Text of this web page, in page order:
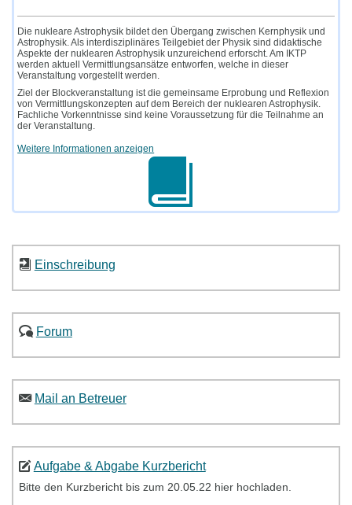
Die nukleare Astrophysik bildet den Übergang zwischen Kernphysik und
Astrophysik. Als interdisziplinäres Teilgebiet der Physik sind didaktische
Aspekte der nuklearen Astrophysik unzureichend erforscht. Am IKTP
werden aktuell Vermittlungsansätze entworfen, welche in dieser
Veranstaltung vorgestellt werden.
Ziel der Blockveranstaltung ist die gemeinsame Erprobung und Reflexion
von Vermittlungskonzepten auf dem Bereich der nuklearen Astrophysik.
Fachliche Vorkenntnisse sind keine Voraussetzung für die Teilnahme an
der Veranstaltung.
Weitere Informationen anzeigen
Einschreibung
Forum
Mail an Betreuer
Aufgabe & Abgabe Kurzbericht
Bitte den Kurzbericht bis zum 20.05.22 hier hochladen.